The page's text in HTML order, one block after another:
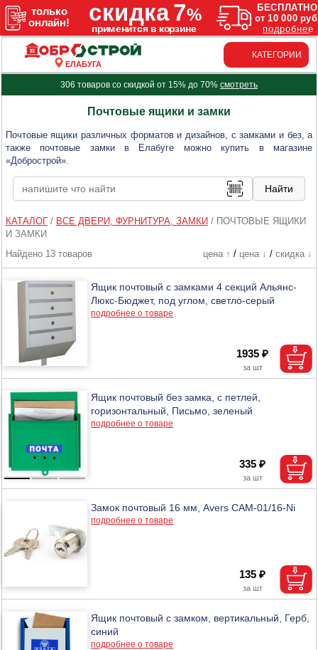
ЕЛАБУГА
КАТЕГОРИИ
306 товаров со скидкой от 15% до 70% смотреть
Почтовые ящики и замки
Почтовые ящики различных форматов и дизайнов, с замками и без, а
также почтовые замки в Елабуге можно купить в магазине
«Добрострой».
КАТАЛОГ/ ВСЕ ДВЕРИ, ФУРНИТУРА, ЗАМКИ / ПОЧТОВЫЕ ЯЩИКИ
И ЗАМКИ
Найдено 13 товаров
цена ↑ / цена ↓ / скидка ↓
Ящик почтовый с замками 4 секций Альянс-
Люкс-Бюджет, под углом, светло-серый
подробнее о товаре
1935 ₽
Ящик почтовый без замка, с петлей,
горизонтальный, Письмо, зеленый
подробнее о товаре
335 ₽
Замок почтовый 16 мм, Avers САМ-01/16-Ni
подробнее о товаре
135 ₽
Ящик почтовый с замком, вертикальный, Герб,
синий
подробнее о товаре